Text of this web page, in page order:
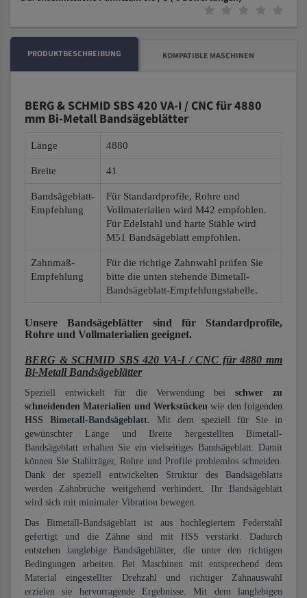
PRODUKTBESCHREIBUNG KOMPATIBLE MASCHINEN
BERG & SCHMID SBS 420 VA-I / CNC für 4880
mm Bi-Metall Bandsägeblätter
Länge 4880
Breite 41
Bandsägeblatt-
Empfehlung
Für Standardprofile, Rohre und
Vollmaterialien wird M42 empfohlen.
Für Edelstahl und harte Stähle wird
M51 Bandsägeblatt empfohlen.
Zahnmaß-
Empfehlung
Für die richtige Zahnwahl prüfen Sie
bitte die unten stehende Bimetall-
Bandsägeblatt-Empfehlungstabelle.
Unsere Bandsägeblätter sind für Standardprofile,
Rohre und Vollmaterialien geeignet.
BERG & SCHMID SBS 420 VA-I / CNC für 4880 mm
Bi-Metall Bandsägeblätter
Speziell entwickelt für die Verwendung beischwer zu
schneidenden Materialien und Werkstücken wie den folgenden
HSS Bimetall-Bandsägeblatt. Mit dem speziell für Sie in
gewünschter Länge und Breite hergestellten Bimetall-
Bandsägeblatt erhalten Sie ein vielseitiges Bandsägeblatt. Damit
können Sie Stahlträger, Rohre und Profile problemlos schneiden.
Dank der speziell entwickelten Struktur des Bandsägeblatts
werden Zahnbrüche weitgehend verhindert. Ihr Bandsägeblatt
wird sich mit minimaler Vibration bewegen.
Das Bimetall-Bandsägeblatt ist aus hochlegiertem Federstahl
gefertigt und die Zähne sind mit HSS verstärkt. Dadurch
entstehen langlebige Bandsägeblätter, die unter den richtigen
Bedingungen arbeiten. Bei Maschinen mit entsprechend dem
Material eingestellter Drehzahl und richtiger Zahnauswahl
erzielen sie hervorragende Ergebnisse. Mit dem langlebigen